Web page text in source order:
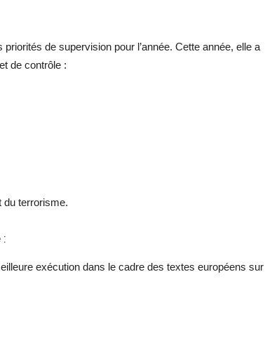
priorités de supervision pour l’année. Cette année, elle a
de contrôle :
du terrorisme.
:
exécution dans le cadre des textes européens sur